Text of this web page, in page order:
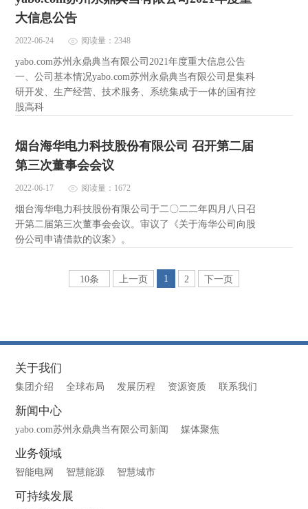
大信息公告
2022-06-24 阅读量：2348
yabo.com苏州永鼎典当有限公司2021年度重大信息公告
一、公司基本情况yabo.com苏州永鼎典当有限公司是集科
研开发、生产经营、技术服务、系统集成于一体的国有控
股高科
烟台海华电力科技股份有限公司 召开第二届
第三次董事会会议
2022-06-17 阅读量：1672
烟台海华电力科技股份有限公司于二〇二二年四月八日召
开第二届第三次董事会会议。审议了《关于海华公司向股
份公司申请借款的议案》。
10条 上一页 1 2 下一页
关于我们
集团介绍 全球布局 发展历程 资源资质 联系我们
新闻中心
yabo.com苏州永鼎典当有限公司新闻 媒体聚焦
业务领域
智能电网 智慧能源 智慧城市
可持续发展